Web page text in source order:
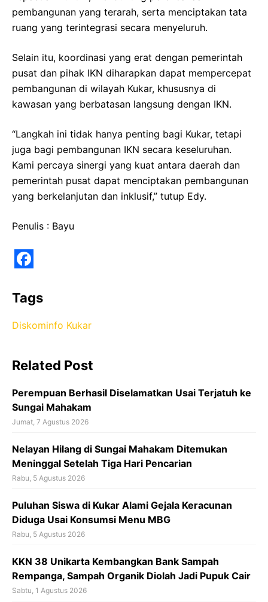
pembangunan yang terarah, serta menciptakan tata
ruang yang terintegrasi secara menyeluruh.
Selain itu, koordinasi yang erat dengan pemerintah
pusat dan pihak IKN diharapkan dapat mempercepat
pembangunan di wilayah Kukar, khususnya di
kawasan yang berbatasan langsung dengan IKN.
“Langkah ini tidak hanya penting bagi Kukar, tetapi
juga bagi pembangunan IKN secara keseluruhan.
Kami percaya sinergi yang kuat antara daerah dan
pemerintah pusat dapat menciptakan pembangunan
yang berkelanjutan dan inklusif,” tutup Edy.
Penulis : Bayu
a
c
e
o
o
k
Tags
Diskominfo Kukar
Related Post
Perempuan Berhasil Diselamatkan Usai Terjatuh ke
Sungai Mahakam
Jumat, 7 Agustus 2026
Nelayan Hilang di Sungai Mahakam Ditemukan
Meninggal Setelah Tiga Hari Pencarian
Rabu, 5 Agustus 2026
Puluhan Siswa di Kukar Alami Gejala Keracunan
Diduga Usai Konsumsi Menu MBG
Rabu, 5 Agustus 2026
KKN 38 Unikarta Kembangkan Bank Sampah
Rempanga, Sampah Organik Diolah Jadi Pupuk Cair
Sabtu, 1 Agustus 2026